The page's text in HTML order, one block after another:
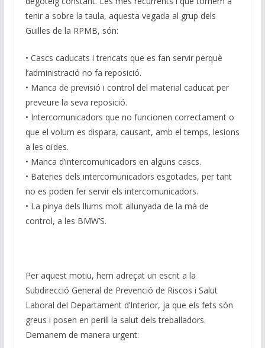
tenir a sobre la taula, aquesta vegada al grup dels
Guilles de la RPMB, són:
• Cascs caducats i trencats que es fan servir perquè
l’administració no fa reposició.
• Manca de previsió i control del material caducat per
preveure la seva reposició.
• Intercomunicadors que no funcionen correctament o
que el volum es dispara, causant, amb el temps, lesions
a les oïdes.
• Manca d’intercomunicadors en alguns cascs.
• Bateries dels intercomunicadors esgotades, per tant
no es poden fer servir els intercomunicadors.
• La pinya dels llums molt allunyada de la mà de
control, a les BMW’S.
Per aquest motiu, hem adreçat un escrit a la
Subdirecció General de Prevenció de Riscos i Salut
Laboral del Departament d’Interior, ja que els fets són
greus i posen en perill la salut dels treballadors.
Demanem de manera urgent: